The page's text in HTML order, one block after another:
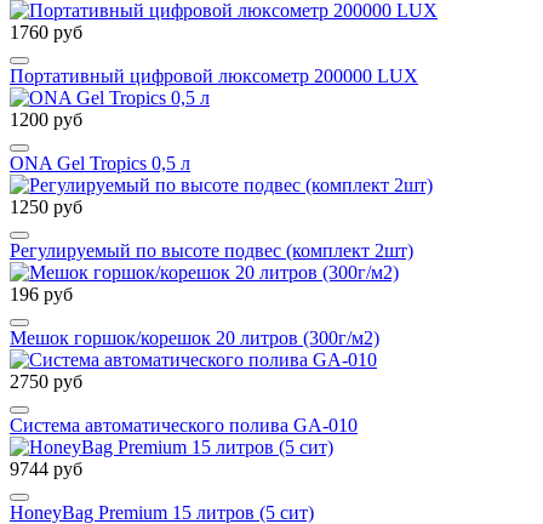
1760 руб
Портативный цифровой люксометр 200000 LUX
1200 руб
ONA Gel Tropics 0,5 л
1250 руб
Регулируемый по высоте подвеc (комплект 2шт)
196 руб
Мешок горшок/корешок 20 литров (300г/м2)
2750 руб
Система автоматического полива GA-010
9744 руб
HoneyBag Premium 15 литров (5 сит)